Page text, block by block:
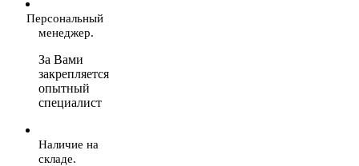
Персональный
менеджер.
За Вами
закрепляется
опытный
специалист
Наличие на
складе.